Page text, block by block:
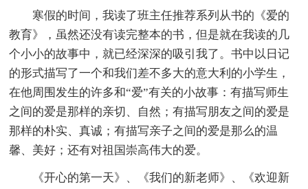
寒假的时间，我读了班主任推荐系列从书的《爱的
教育》，虽然还没有读完整本的书，但是就在我读的几
个小小的故事中，就已经深深的吸引我了。书中以日记
的形式描写了一个和我们差不多大的意大利的小学生，
在他周围发生的许多和“爱”有关的小故事：有描写师生
之间的爱是那样的亲切、自然；有描写朋友之间的爱是
那样的朴实、真诚；有描写亲子之间的爱是那么的温
馨、美好；还有对祖国崇高伟大的爱。
《开心的第一天》、《我们的新老师》、《欢迎新